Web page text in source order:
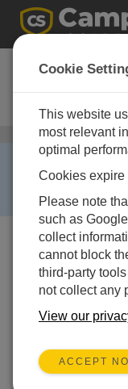
HMP45C-L
Temperature and
Probe
温湿度センサ/
RETIRED ›
This product is
replaced by:
Cookie
This website
most relevant
optimal
Cookies expire
Please note
such as
collect
cannot block
third-party
not collect any
View our
ACCEPT